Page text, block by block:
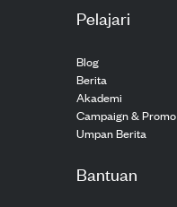
Pelajari
Blog
Berita
Akademi
Campaign & Promo
Umpan Berita
Bantuan